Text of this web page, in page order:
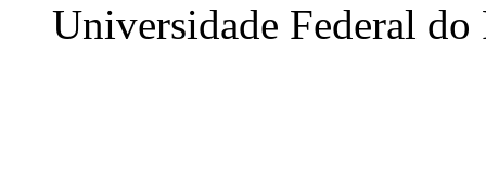
Universidade Federal